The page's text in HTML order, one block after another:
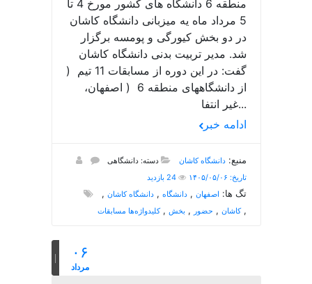
منطقه 6 دانشگاه های کشور مورخ 4 تا
5 مرداد ماه یه میزبانی دانشگاه کاشان
در دو بخش کیورگی و پومسه برگزار
شد. مدیر تربیت بدنی دانشگاه کاشان
گفت: در این دوره از مسابقات 11 تیم (
از دانشگاههای منطقه 6 ( اصفهان،
غیر انتفا...
ادامه خبر
منبع:دانشگاه کاشان
دسته: دانشگاهی
تاریخ: ۱۴۰۵/۰۵/۰۶
24 بازدید
تگ ها: اصفهان ,دانشگاه ,دانشگاه کاشان ,
کاشان , حضور , بخش ,کلیدواژه‌ها مسابقات ,
۰۶
مرداد